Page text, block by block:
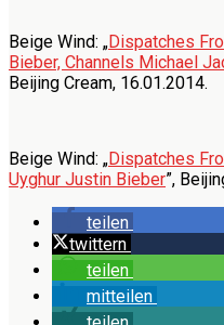
Beige Wind: „Dispatches
Bieber, Channels Michael
Beijing Cream, 16.01.2014.
Beige Wind: „Dispatches
Uyghur Justin Bieber”,
teilen
twittern
teilen
mitteilen